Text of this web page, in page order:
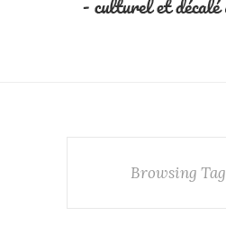
Browsing Tag